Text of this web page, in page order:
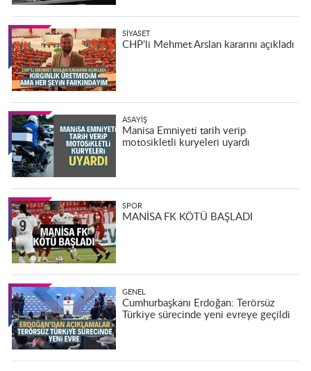
SIYASET
CHP'li Mehmet Arslan kararını açıkladı
ASAYIŞ
Manisa Emniyeti tarih verip
motosikletli kuryeleri uyardı
SPOR
MANİSA FK KÖTÜ BAŞLADI
GENEL
Cumhurbaşkanı Erdoğan: Terörsüz
Türkiye sürecinde yeni evreye geçildi